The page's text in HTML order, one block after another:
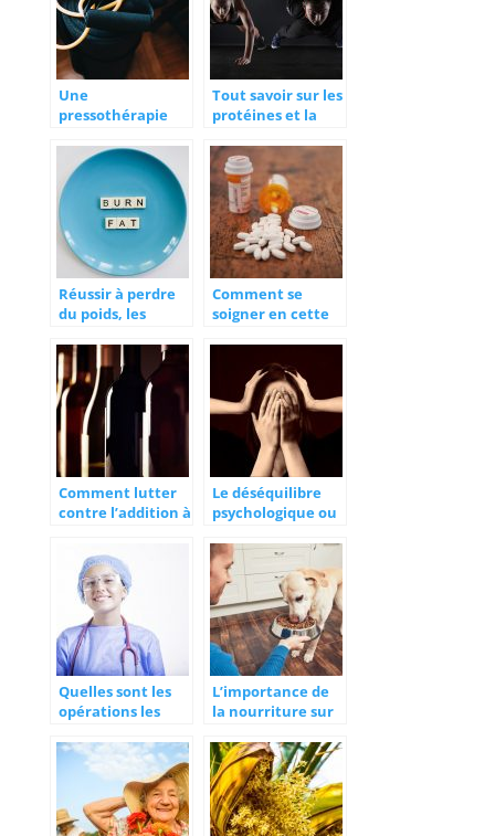
Une
pressothérapie
bien-être
Tout savoir sur les
protéines et la
Réussir à perdre
du poids, les
Comment se
soigner en cette
Comment lutter
contre l’addition à
Le déséquilibre
psychologique ou
Quelles sont les
opérations les
chirurgie
esthétique ?
L’importance de
la nourriture sur
compagnie